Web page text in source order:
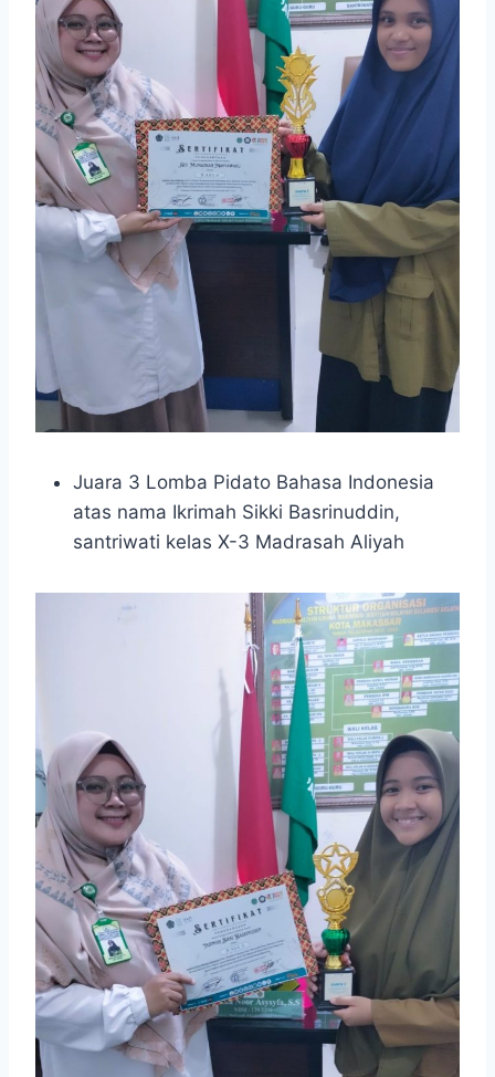
Juara 3 Lomba Pidato Bahasa Indonesia
atas nama Ikrimah Sikki Basrinuddin,
santriwati kelas X-3 Madrasah Aliyah